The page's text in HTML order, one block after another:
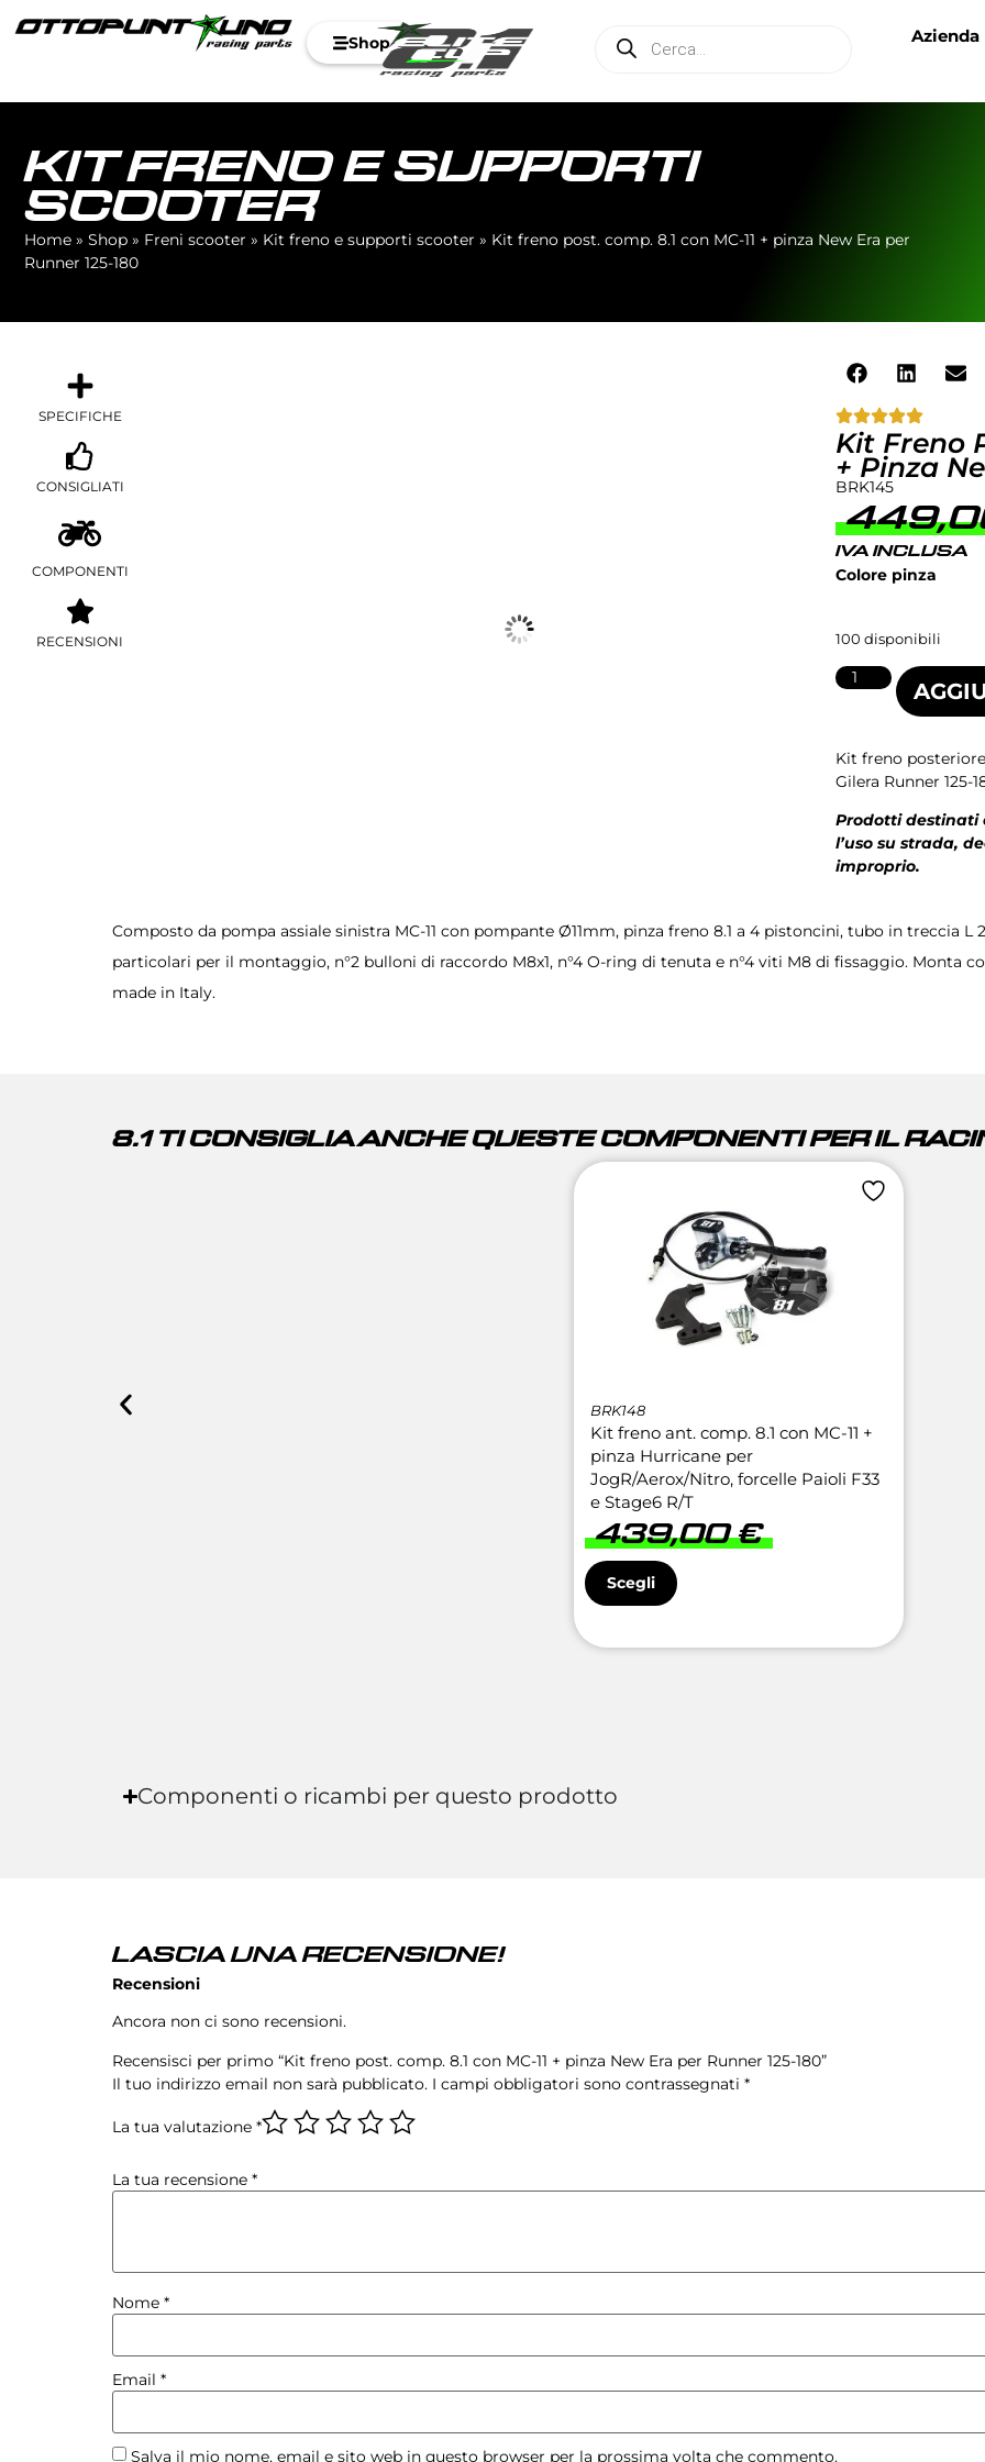
Shop Azienda
KIT FRENO E SUPPORTI
SCOOTER
Home » Shop » Freni scooter » Kit freno e supporti scooter » Kit freno post. comp. 8.1 con MC-11 + pinza New Era per
Runner 125-180
SPECIFICHE
CONSIGLIATI
COMPONENTI
RECENSIONI
Kit Freno
+ Pinza
BRK145
IVA INCLUSA
Colore pinza
100 disponibili
Kit freno posteriore
Gilera Runner 125-
Prodotti destinati
l’uso su strada,
improprio.
Composto da pompa assiale sinistra MC-11 con pompante Ø11mm, pinza freno 8.1 a 4 pistoncini, tubo in treccia
particolari per il montaggio, n°2 bulloni di raccordo M8x1, n°4 O-ring di tenuta e n°4 viti M8 di fissaggio. Monta
made in Italy.
8.1 TI CONSIGLIA ANCHE QUESTE COMPONENTI PER IL
BRK148
Kit freno ant. comp. 8.1 con MC-11 +
pinza Hurricane per
JogR/Aerox/Nitro, forcelle Paioli F33
e Stage6 R/T
439,00€
Scegli
Componenti o ricambi per questo prodotto
LASCIA UNA RECENSIONE!
Recensioni
Ancora non ci sono recensioni.
Recensisci per primo “Kit freno post. comp. 8.1 con MC-11 + pinza New Era per Runner 125-180”
Il tuo indirizzo email non sarà pubblicato. I campi obbligatori sono contrassegnati *
La tua valutazione *
La tua recensione *
Nome *
Email *
Salva il mio nome, email e sito web in questo browser per la prossima volta che commento.